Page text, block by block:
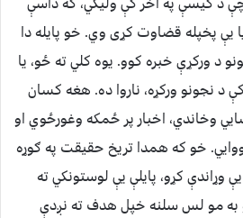
پخپله قضاوت کړی وي. خو پایله دا
د ورکړې خبره کوو. یوه کلي ته ځو، یا
د نجونو ورکړه، ناروا ده. هغه کسان
وخاندي، اخبار پر ځمکه وغورځوي او
خو که همدا تریخ حقیقت په ګوړه
کړو، پایلې یې لوستونکي ته
به مو لس سلنه خپل هدف ته نږدې